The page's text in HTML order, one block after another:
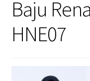
Baju Renang Lelaki
Baju Renang Kanak2
Baju
HNE07